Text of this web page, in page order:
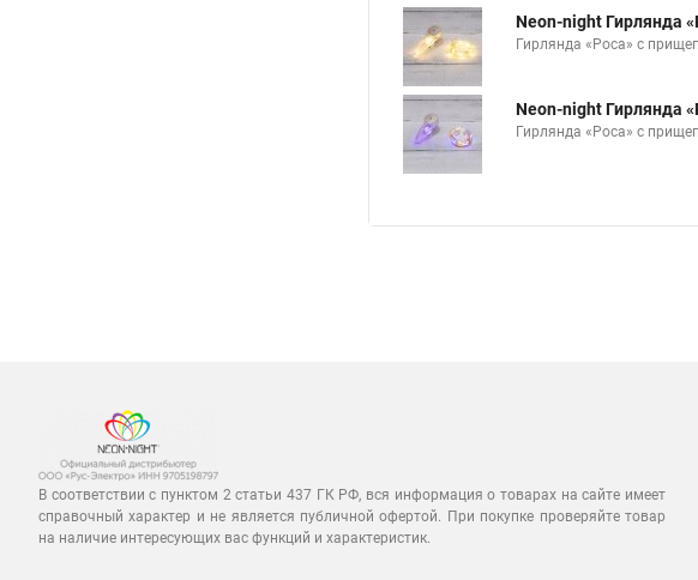
Neon-night Гирлянда
Гирлянда «Роса» с
Neon-night Гирлянда
Гирлянда «Роса» с
В соответствии с пунктом 2 статьи 437 ГК РФ, вся информация о товарах на сайте имеет
справочный характер и не является публичной офертой. При покупке проверяйте товар
на наличие интересующих вас функций и характеристик.